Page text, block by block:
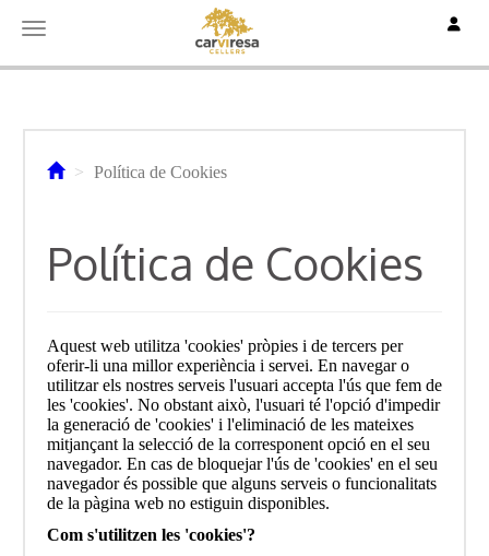
Toggle navigation
Política de Cookies
Política de Cookies
Aquest web utilitza 'cookies' pròpies i de tercers per
oferir-li una millor experiència i servei. En navegar o
utilitzar els nostres serveis l'usuari accepta l'ús que fem de
les 'cookies'. No obstant això, l'usuari té l'opció d'impedir
la generació de 'cookies' i l'eliminació de les mateixes
mitjançant la selecció de la corresponent opció en el seu
navegador. En cas de bloquejar l'ús de 'cookies' en el seu
navegador és possible que alguns serveis o funcionalitats
de la pàgina web no estiguin disponibles.
Com s'utilitzen les 'cookies'?